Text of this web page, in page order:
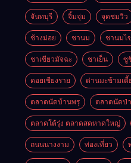
จันทบุรี จิ้มจุ่ม จุดชมวิว
ช้างม่อย ชานม ชานมไ
ชาเขียวมัจฉะ ชาเย็น ซู
ดอยเชียงราย ด่านมะข้ามเตี้
ตลาดนัดบ้านพรุ ตลาดนัดป่
ตลาดโต้รุ่ง ตลาดสดหาดใหญ่
ถนนนางงาม ท่องเที่ยว